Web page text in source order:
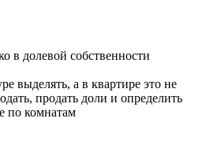
в долевой собственности
выделять, а в квартире это не
продать доли и определить
по комнатам